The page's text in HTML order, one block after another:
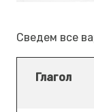
Сведем все
Глагол